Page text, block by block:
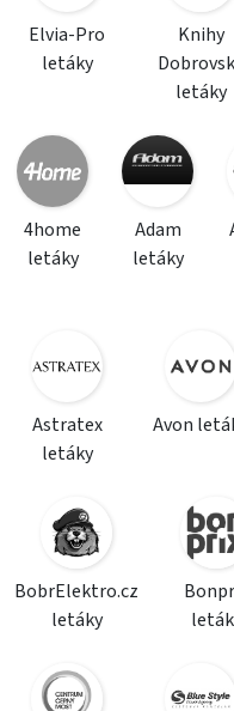
Elvia-Pro
letáky
Knihy
letáky
4home
letáky
Adam
letáky
Astratex
letáky
Avon
BobrElektro.cz
letáky